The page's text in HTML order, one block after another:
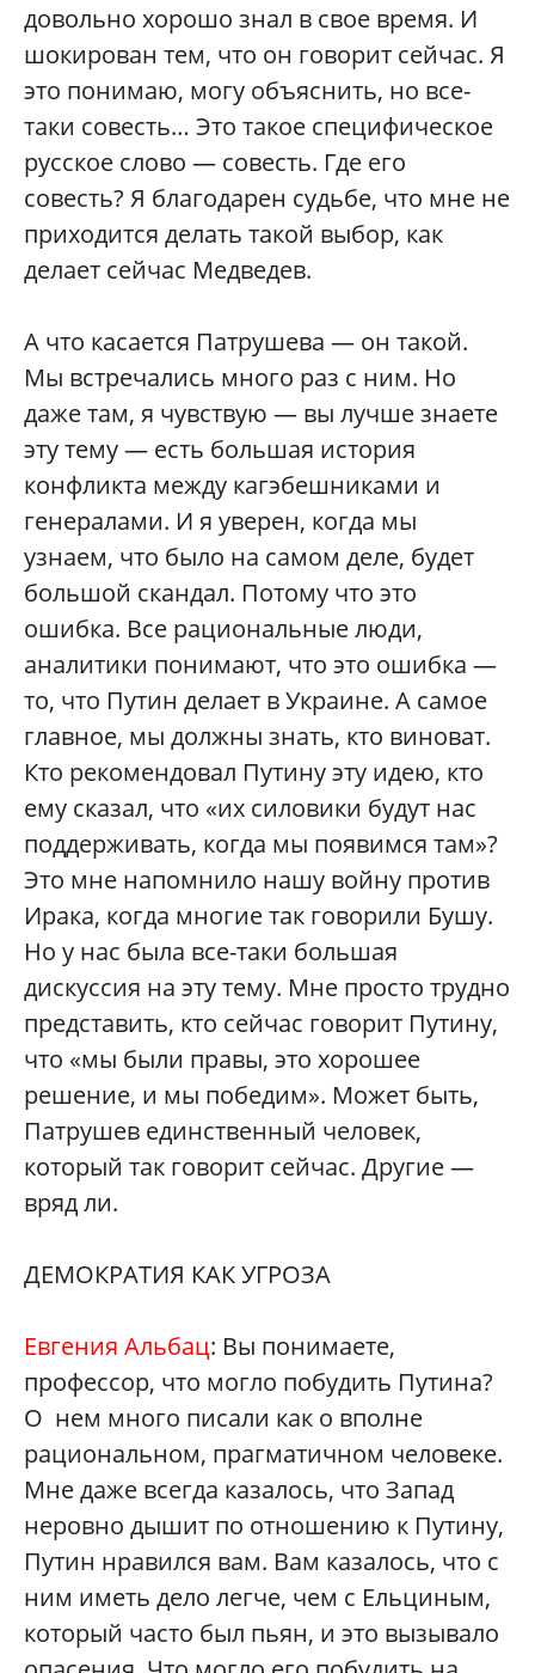
довольно хорошо знал в свое время. И
шокирован тем, что он говорит сейчас. Я
это понимаю, могу объяснить, но все-
таки совесть… Это такое специфическое
русское слово — совесть. Где его
совесть? Я благодарен судьбе, что мне не
приходится делать такой выбор, как
делает сейчас Медведев.
А что касается Патрушева — он такой.
Мы встречались много раз с ним. Но
даже там, я чувствую — вы лучше знаете
эту тему — есть большая история
конфликта между кагэбешниками и
генералами. И я уверен, когда мы
узнаем, что было на самом деле, будет
большой скандал. Потому что это
ошибка. Все рациональные люди,
аналитики понимают, что это ошибка —
то, что Путин делает в Украине. А самое
главное, мы должны знать, кто виноват.
Кто рекомендовал Путину эту идею, кто
ему сказал, что «их силовики будут нас
поддерживать, когда мы появимся там»?
Это мне напомнило нашу войну против
Ирака, когда многие так говорили Бушу.
Но у нас была все-таки большая
дискуссия на эту тему. Мне просто трудно
представить, кто сейчас говорит Путину,
что «мы были правы, это хорошее
решение, и мы победим». Может быть,
Патрушев единственный человек,
который так говорит сейчас. Другие —
вряд ли.
ДЕМОКРАТИЯ КАК УГРОЗА
Евгения Альбац: Вы понимаете,
профессор, что могло побудить Путина?
О нем много писали как о вполне
рациональном, прагматичном человеке.
Мне даже всегда казалось, что Запад
неровно дышит по отношению к Путину,
Путин нравился вам. Вам казалось, что с
ним иметь дело легче, чем с Ельциным,
который часто был пьян, и это вызывало